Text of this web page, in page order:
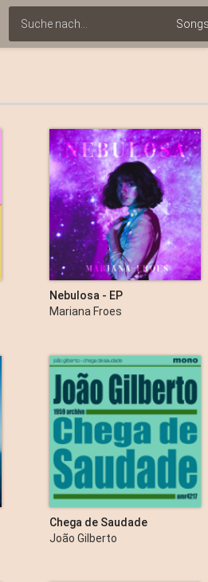
Nebulosa - EP
Mariana Froes
Chega de Saudade
João Gilberto